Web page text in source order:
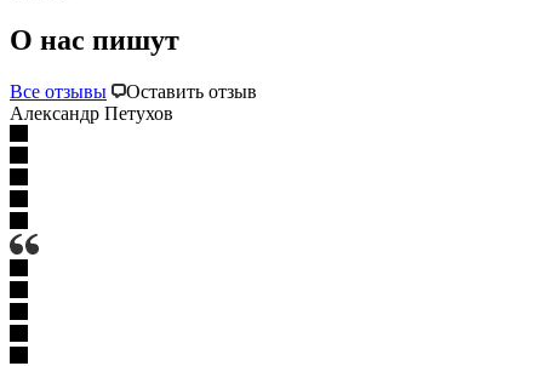
О нас пишут
Все отзывы
Оставить отзыв
Александр Петухов